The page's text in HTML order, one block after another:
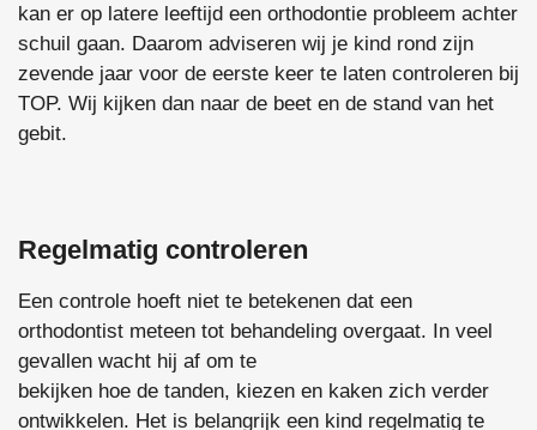
kan er op latere leeftijd een orthodontie probleem achter
schuil gaan. Daarom adviseren wij je kind rond zijn
zevende jaar voor de eerste keer te laten controleren bij
TOP. Wij kijken dan naar de beet en de stand van het
gebit.
Regelmatig controleren
Een controle hoeft niet te betekenen dat een
orthodontist meteen tot behandeling overgaat. In veel
gevallen wacht hij af om te
bekijken hoe de tanden, kiezen en kaken zich verder
ontwikkelen. Het is belangrijk een kind regelmatig te